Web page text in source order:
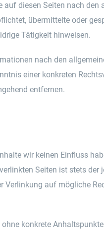
diesen Seiten nach den
übermittelte oder
Tätigkeit hinweisen.
nach den
einer konkreten
entfernen.
wir keinen Einfluss
Seiten ist stets der
auf mögliche
konkrete